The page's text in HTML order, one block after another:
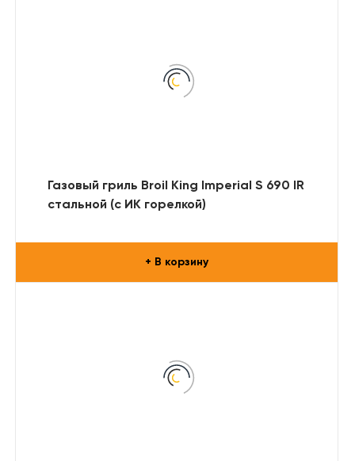
Газовый гриль Broil King Imperial S 690 IR
стальной (с ИК горелкой)
+ В корзину